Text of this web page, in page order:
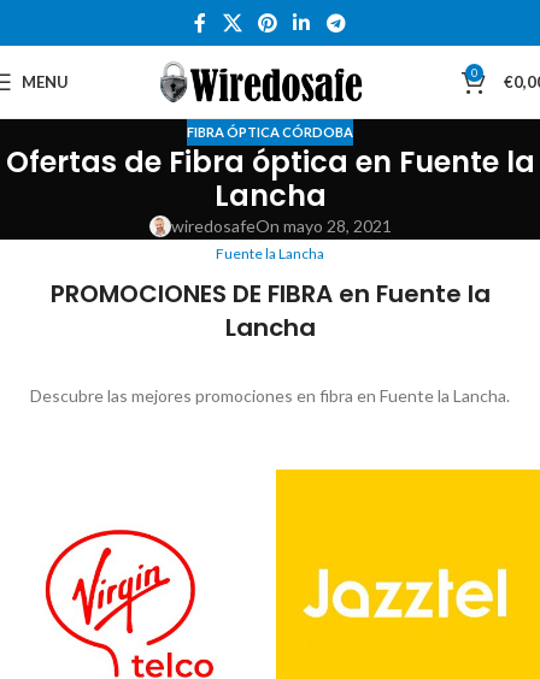
MENU 0 €
FIBRA ÓPTICA CÓRDOBA
Ofertas de Fibra óptica en Fuente la
Lancha
wiredosafeOn mayo 28, 2021
Fuente la Lancha
PROMOCIONES DE FIBRA en Fuente la
Lancha
Descubre las mejores promociones en fibra en Fuente la Lancha.